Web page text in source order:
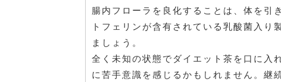
腸内フローラを良化することは、体を引
トフェリンが含有されている乳酸菌入り
ましょう。
全く未知の状態でダイエット茶を口に入
に苦手意識を感じるかもしれません。継